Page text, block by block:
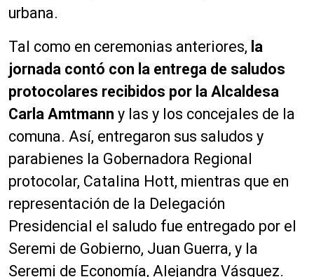
urbana.
Tal como en ceremonias anteriores, la
jornada contó con la entrega de saludos
protocolares recibidos por la Alcaldesa
Carla Amtmann y las y los concejales de la
comuna. Así, entregaron sus saludos y
parabienes la Gobernadora Regional
protocolar, Catalina Hott, mientras que en
representación de la Delegación
Presidencial el saludo fue entregado por el
Seremi de Gobierno, Juan Guerra, y la
Seremi de Economía, Alejandra Vásquez.